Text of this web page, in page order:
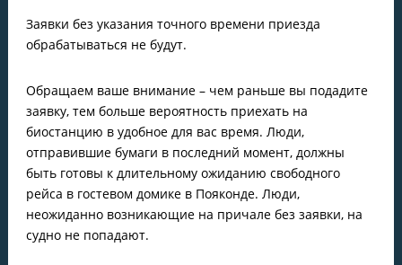
Заявки без указания точного времени приезда
обрабатываться не будут.
Обращаем ваше внимание – чем раньше вы подадите
заявку, тем больше вероятность приехать на
биостанцию в удобное для вас время. Люди,
отправившие бумаги в последний момент, должны
быть готовы к длительному ожиданию свободного
рейса в гостевом домике в Пояконде. Люди,
неожиданно возникающие на причале без заявки, на
судно не попадают.